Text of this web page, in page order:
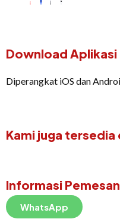
Download Aplikasi
Diperangkat iOS dan
Kami juga
Informasi
WhatsApp